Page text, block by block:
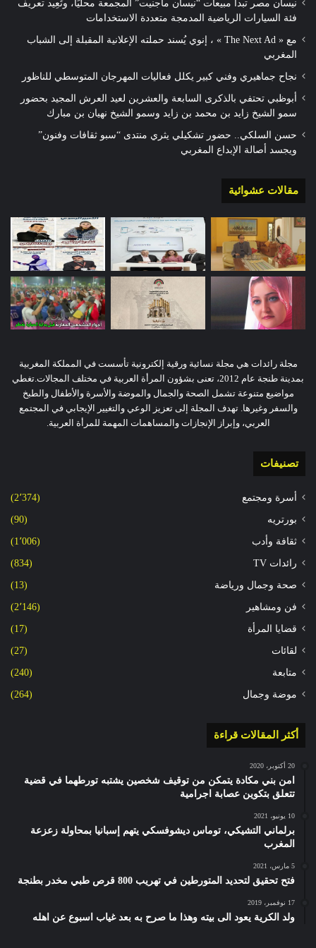
نيسان مصر تبدأ مبيعات “نيسان ماجنيت” المجمعة محليًا، وتُعِيد تعريف
فئة السيارات الرياضية المدمجة متعددة الاستخدامات
مع « The Next Ad » ، إنوي يُسند حملته الإعلانية المقبلة إلى الشباب
المغربي
نجاح جماهيري وفني كبير يكلل فعاليات المهرجان المتوسطي للناظور
أبوظبي تحتفي بالذكرى السابعة والعشرين لعيد العرش المجيد بحضور
سمو الشيخ زايد بن محمد بن زايد وسمو الشيخ نهيان بن مبارك
حسن السلكي.. حضور تشكيلي يثري منتدى “سبو ثقافات وفنون”
ويجسد أصالة الإبداع المغربي
مقالات عشوائية
مجلة رائدات هي مجلة نسائية ورقية إلكترونية تأسست في المملكة المغربية
بمدينة طنجة عام 2012، تعنى بشؤون المرأة العربية في مختلف المجالات.تغطي
مواضيع متنوعة تشمل الصحة والجمال والموضة والأسرة والأطفال والطبخ
والسفر وغيرها. تهدف المجلة إلى تعزيز الوعي والتغيير الإيجابي في المجتمع
العربي، وإبراز الإنجازات والمساهمات المهمة للمرأة العربية.
تصنيفات
أسرة ومجتمع (2٬374)
بورتريه (90)
ثقافة وأدب (1٬006)
رائدات TV (834)
صحة وجمال ورياضة (13)
فن ومشاهير (2٬146)
قضايا المرأة (17)
لقائات (27)
متابعة (240)
موضة وجمال (264)
أكثر المقالات قراءة
20 أكتوبر، 2020
امن بني مكادة يتمكن من توقيف شخصين يشتبه تورطهما في قضية
تتعلق بتكوين عصابة اجرامية
10 يونيو، 2021
برلماني التشيكي، توماس ديشوفسكي يتهم إسبانيا بمحاولة زعزعة
المغرب
5 مارس، 2021
فتح تحقيق لتحديد المتورطين في تهريب 800 قرص طبي مخدر بطنجة
17 نوفمبر، 2019
ولد الكرية يعود الى بيته وهذا ما صرح به بعد غياب اسبوع عن اهله